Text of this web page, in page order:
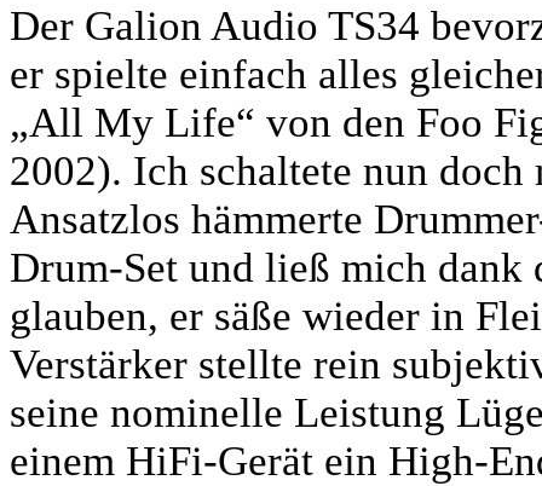
Der Galion Audio TS34
er spielte einfach alles
„All My Life“ von den Foo
2002). Ich schaltete nun
Ansatzlos hämmerte
Drum-Set und ließ mich dank
glauben, er säße wieder in
Verstärker stellte rein
seine nominelle Leistung
einem HiFi-Gerät ein High-